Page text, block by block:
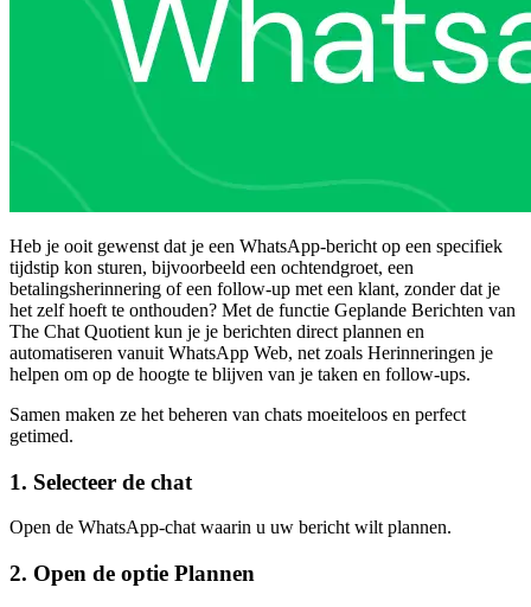
Heb je ooit gewenst dat je een WhatsApp-bericht op een specifiek
tijdstip kon sturen, bijvoorbeeld een ochtendgroet, een
betalingsherinnering of een follow-up met een klant, zonder dat je
het zelf hoeft te onthouden? Met de functie Geplande Berichten van
The Chat Quotient kun je je berichten direct plannen en
automatiseren vanuit WhatsApp Web, net zoals Herinneringen je
helpen om op de hoogte te blijven van je taken en follow-ups.
Samen maken ze het beheren van chats moeiteloos en perfect
getimed.
1. Selecteer de chat
Open de WhatsApp-chat waarin u uw bericht wilt plannen.
2. Open de optie Plannen